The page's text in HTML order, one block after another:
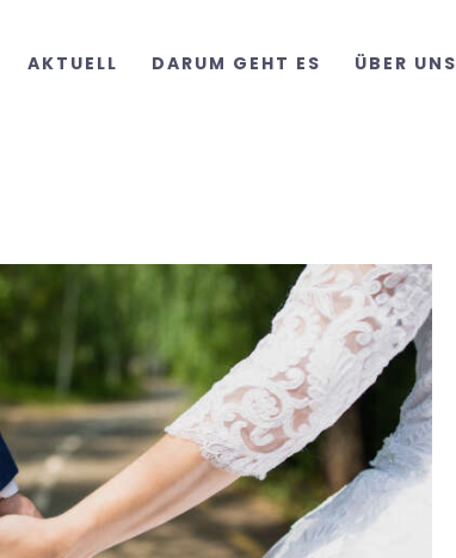
AKTUELL DARUM GEHT ES ÜBER UNS
DOWNLOADS